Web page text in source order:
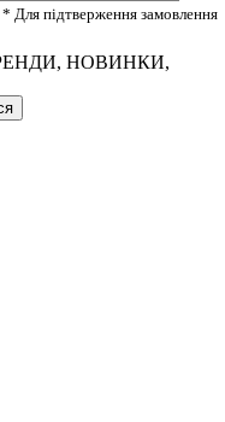
* Для підтверження замовлення
НОВИНКИ,